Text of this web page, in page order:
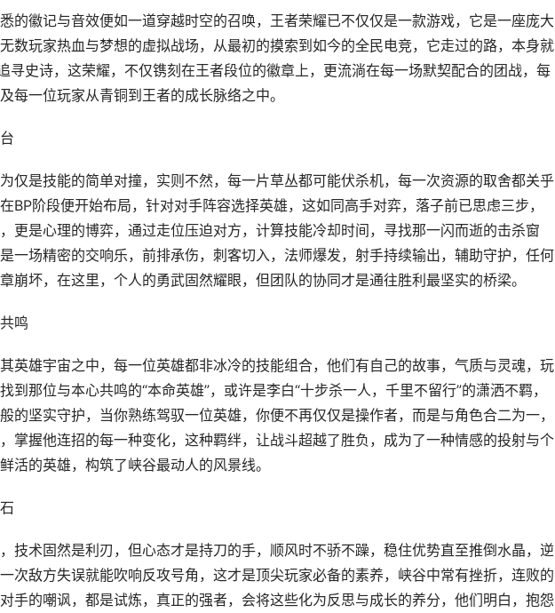
的徽记与音效便如一道穿越时空的召唤，王者荣耀已不仅仅是一款游戏，它是一座庞大
数玩家热血与梦想的虚拟战场，从最初的摸索到如今的全民电竞，它走过的路，本身就
寻史诗，这荣耀，不仅镌刻在王者段位的徽章上，更流淌在每一场默契配合的团战，每
每一位玩家从青铜到王者的成长脉络之中。
仅是技能的简单对撞，实则不然，每一片草丛都可能伏杀机，每一次资源的取舍都关乎
BP阶段便开始布局，针对对手阵容选择英雄，这如同高手对弈，落子前已思虑三步，
更是心理的博弈，通过走位压迫对方，计算技能冷却时间，寻找那一闪而逝的击杀窗
一场精密的交响乐，前排承伤，刺客切入，法师爆发，射手持续输出，辅助守护，任何
崩坏，在这里，个人的勇武固然耀眼，但团队的协同才是通往胜利最坚实的桥梁。
鸣
英雄宇宙之中，每一位英雄都非冰冷的技能组合，他们有自己的故事，气质与灵魂，玩
到那位与本心共鸣的“本命英雄”，或许是李白“十步杀一人，千里不留行”的潇洒不羁，
的坚实守护，当你熟练驾驭一位英雄，你便不再仅仅是操作者，而是与角色合二为一，
掌握他连招的每一种变化，这种羁绊，让战斗超越了胜负，成为了一种情感的投射与个
活的英雄，构筑了峡谷最动人的风景线。
技术固然是利刃，但心态才是持刀的手，顺风时不骄不躁，稳住优势直至推倒水晶，逆
次敌方失误就能吹响反攻号角，这才是顶尖玩家必备的素养，峡谷中常有挫折，连败的
手的嘲讽，都是试炼，真正的强者，会将这些化为反思与成长的养分，他们明白，抱怨